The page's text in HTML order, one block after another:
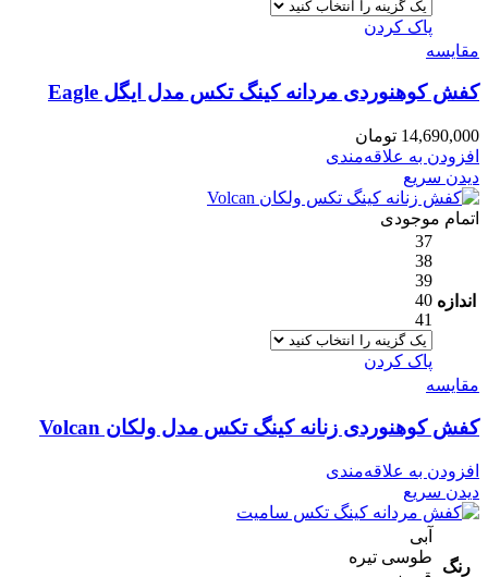
پاک کردن
مقایسه
کفش کوهنوردی مردانه کینگ تکس مدل ایگل Eagle
14,690,000 تومان
افزودن به علاقه‌مندی
دیدن سریع
اتمام موجودی
اندازه
37
38
39
40
41
پاک کردن
مقایسه
کفش کوهنوردی زنانه کینگ تکس مدل ولکان Volcan
افزودن به علاقه‌مندی
دیدن سریع
رنگ
آبی
طوسی تیره